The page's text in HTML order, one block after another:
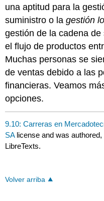
una aptitud para la
suministro o lagestión
gestión de la cadena
el flujo de productos
Muchas personas se
de ventas debido a las
financieras. Veamos
opciones.
9.10: Carreras en
SA license and was
LibreTexts.
Volver arriba